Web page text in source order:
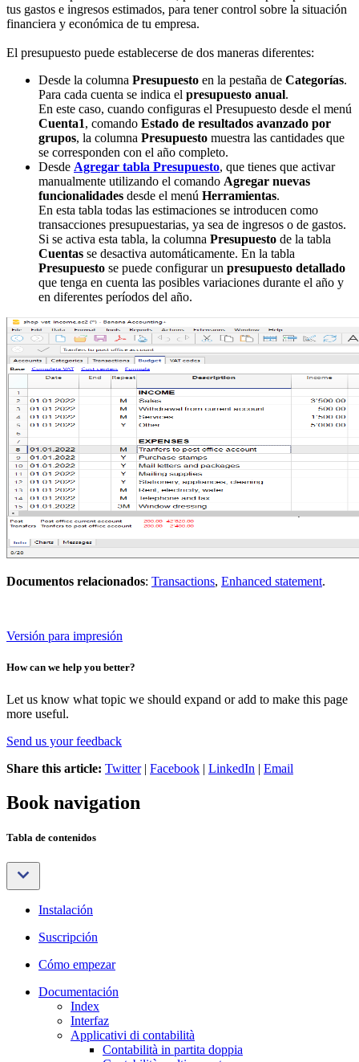
tus gastos e ingresos estimados, para tener control sobre la situación
financiera y económica de tu empresa.
El presupuesto puede establecerse de dos maneras diferentes:
Desde la columna Presupuesto en la pestaña de Categorías.
Para cada cuenta se indica el presupuesto anual.
En este caso, cuando configuras el Presupuesto desde el menú
Cuenta1, comando Estado de resultados avanzado por
grupos, la columna Presupuesto muestra las cantidades que
se corresponden con el año completo.
Desde Agregar tabla Presupuesto, que tienes que activar
manualmente utilizando el comando Agregar nuevas
funcionalidades desde el menú Herramientas.
En esta tabla todas las estimaciones se introducen como
transacciones presupuestarias, ya sea de ingresos o de gastos.
Si se activa esta tabla, la columna Presupuesto de la tabla
Cuentas se desactiva automáticamente. En la tabla
Presupuesto se puede configurar un presupuesto detallado
que tenga en cuenta las posibles variaciones durante el año y
en diferentes períodos del año.
Documentos relacionados: Transactions, Enhanced statement.
Versión para impresión
How can we help you better?
Let us know what topic we should expand or add to make this page
more useful.
Send us your feedback
Share this article: Twitter| Facebook | LinkedIn | Email
Book navigation
Tabla de contenidos
Instalación
Suscripción
Cómo empezar
Documentación
Index
Interfaz
Applicativi di contabilità
Contabilità in partita doppia